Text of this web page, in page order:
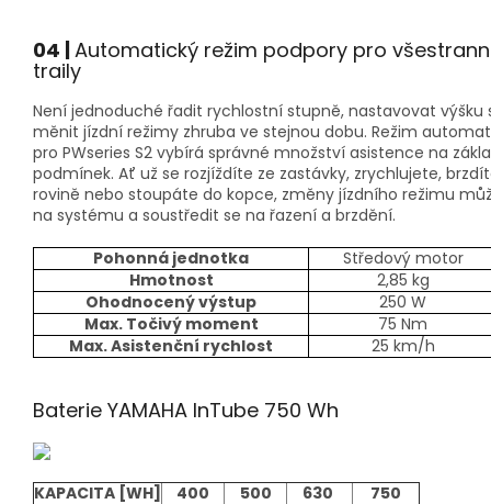
04 |Automatický režim podpory pro
traily
Není jednoduché řadit rychlostní stupně, nastavovat výšku
měnit jízdní režimy zhruba ve stejnou dobu. Režim
pro PWseries S2 vybírá správné množství asistence na
podmínek. Ať už se rozjíždíte ze zastávky, zrychlujete,
rovině nebo stoupáte do kopce, změny jízdního režimu
na systému a soustředit se na řazení a brzdění.
Pohonná jednotka
Středový motor
Hmotnost
2,85 kg
Ohodnocený výstup
250 W
Max. Točivý moment
75 Nm
Max.Asistenční rychlost 25 km/h
Baterie YAMAHA InTube 750 Wh
KAPACITA [WH] 400 500 630
750